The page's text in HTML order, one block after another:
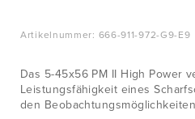
Artikelnummer: 666-911-972-G9-E9
Das 5-45x56 PM II High Power
Leistungsfähigkeit eines
den